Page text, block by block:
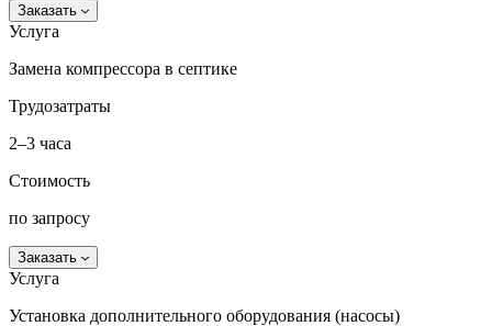
Заказать
Услуга
Замена компрессора в септике
Трудозатраты
2–3 часа
Стоимость
по запросу
Заказать
Услуга
Установка дополнительного оборудования (насосы)